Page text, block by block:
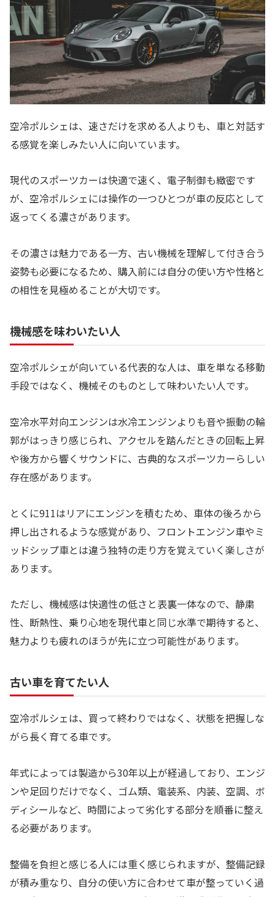
空冷ポルシェは、速さだけを求める人よりも、車と対話す
る感覚を楽しみたい人に向いています。
現代のスポーツカーは快適で速く、電子制御も緻密です
が、空冷ポルシェには操作の一つひとつが車の反応として
返ってくる濃さがあります。
その濃さは魅力である一方、古い機械を理解して付き合う
姿勢も必要になるため、購入前には自分の使い方や性格と
の相性を見極めることが大切です。
機械感を味わいたい人
空冷ポルシェが向いている代表的な人は、車を単なる移動
手段ではなく、機械そのものとして味わいたい人です。
空冷水平対向エンジンは水冷エンジンよりも音や振動の輪
郭がはっきり感じられ、アクセルを踏んだときの回転上昇
や後方から響くサウンドに、古典的なスポーツカーらしい
存在感があります。
とくに911はリアにエンジンを積むため、車体の後ろから
押し出されるような感覚があり、フロントエンジン車やミ
ッドシップ車とは違う独特の走り方を覚えていく楽しさが
あります。
ただし、機械感は快適性の低さと表裏一体なので、静粛
性、断熱性、乗り心地を現代車と同じ水準で期待すると、
魅力よりも疲れのほうが先に立つ可能性があります。
古い車を育てたい人
空冷ポルシェは、買って終わりではなく、状態を把握しな
がら長く育てる車です。
年式によっては製造から30年以上が経過しており、エンジ
ンや足回りだけでなく、ゴム類、電装系、内装、空調、ボ
ディシールなど、時間によって劣化する部分を順番に整え
る必要があります。
整備を負担と感じる人には重く感じられますが、整備記録
が積み重なり、自分の使い方に合わせて車が整っていく過